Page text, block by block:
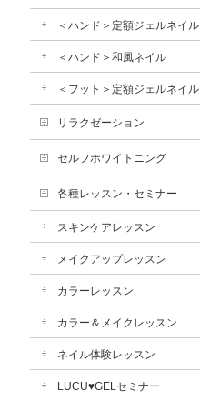
＜ハンド＞定額ジェルネイル
＜ハンド＞和風ネイル
＜フット＞定額ジェルネイル
リラクゼーション
セルフホワイトニング
各種レッスン・セミナー
スキンケアレッスン
メイクアップレッスン
カラーレッスン
カラー＆メイクレッスン
ネイル体験レッスン
LUCU♥GELセミナー